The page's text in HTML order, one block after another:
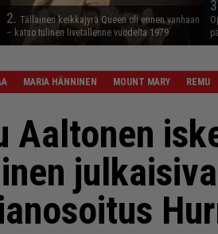
2. Tällainen keikkajyrä Queen oli ennen vanhaan
– katso tulinen livetallenne vuodelta 1979
MARIA HÄNNINEN MOUNT MARY REMU
Aaltonen